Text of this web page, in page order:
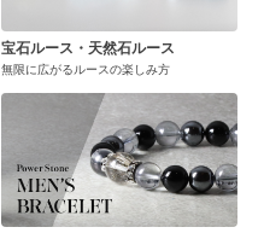
宝石ルース・天然石ルース
無限に広がるルースの楽しみ方